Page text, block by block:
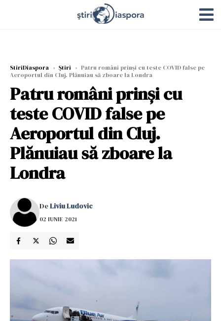
StiriDiaspora › Știri › Patru români prinși cu teste COVID false pe
Aeroportul din Cluj. Plănuiau să zboare la Londra
Patru români prinși cu
teste COVID false pe
Aeroportul din Cluj.
Plănuiau să zboare la
Londra
DeLiviu Ludovic
02 IUNIE 2021